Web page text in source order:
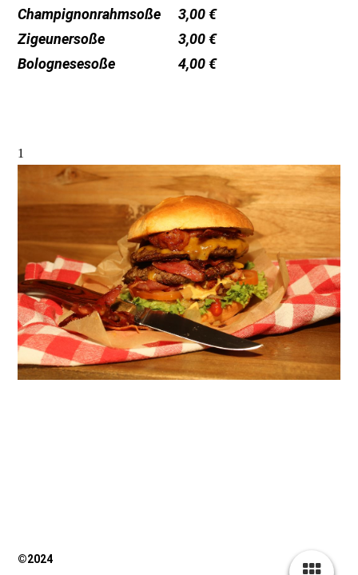
Champignonrahmsoße
3,00 €
Zigeunersoße
3,00 €
Bolognesesoße
4,00 €
1
©2024